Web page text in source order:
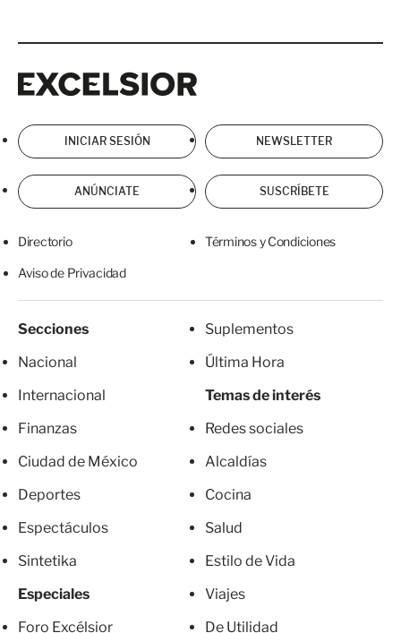
INICIAR SESIÓN NEWSLETTER
ANÚNCIATE SUSCRÍBETE
Directorio Términos y Condiciones
Aviso de Privacidad
Secciones
Nacional
Internacional
Finanzas
Ciudad de México
Deportes
Espectáculos
Sintetika
Especiales
Foro Excélsior
Suplementos
Última Hora
Temas de interés
Redes sociales
Alcaldías
Cocina
Salud
Estilo de Vida
Viajes
De Utilidad